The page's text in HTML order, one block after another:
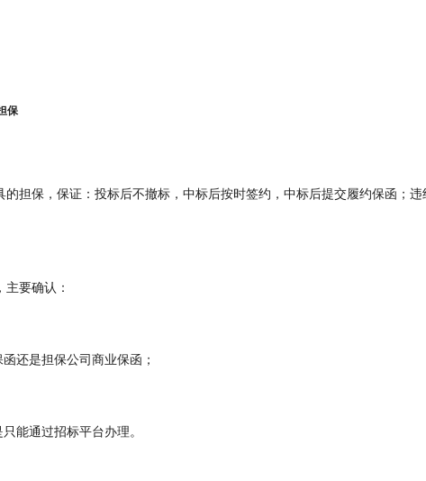
保
担保，保证：投标后不撤标，中标后按时签约，中标后提交履约保函；违
要确认：
还是担保公司商业保函；
能通过招标平台办理。